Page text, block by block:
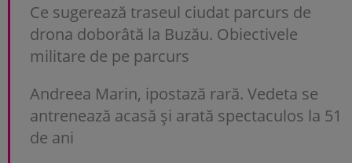
Ce sugerează traseul ciudat parcurs de
drona doborâtă la Buzău. Obiectivele
militare de pe parcurs
Andreea Marin, ipostază rară. Vedeta se
antrenează acasă și arată spectaculos la 51
de ani